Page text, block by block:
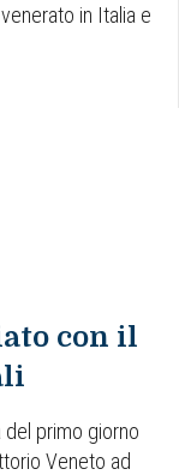
in Italia e
con il
del primo giorno
Veneto ad